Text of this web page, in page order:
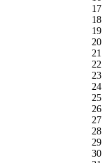
17
18
19
20
21
22
23
24
25
26
27
28
29
30